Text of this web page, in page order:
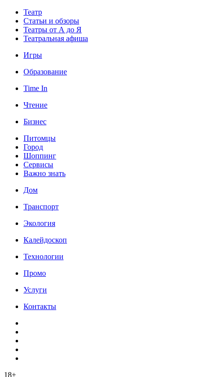
Театр
Статьи и обзоры
Театры от А до Я
Театральная афиша
Игры
Образование
Time In
Чтение
Бизнес
Питомцы
Город
Шоппинг
Сервисы
Важно знать
Дом
Транспорт
Экология
Калейдоскоп
Технологии
Промо
Услуги
Контакты
18+